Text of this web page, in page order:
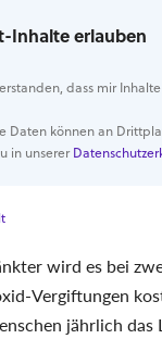
Inhalte erlauben
dass mir
Daten können an
in unserer
wird es bei
Vergiftungen
jährlich das